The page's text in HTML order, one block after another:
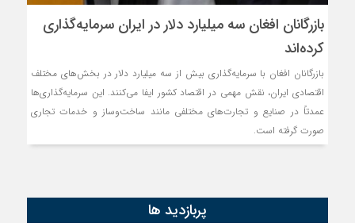
بازرگانان افغان سه میلیارد دلار در ایران سرمایه‌گذاری
کرده‌اند
بازرگانان افغان با سرمایه‌گذاری بیش از سه میلیارد دلار در بخش‌های مختلف
اقتصادی ایران، نقش مهمی در اقتصاد کشور ایفا می‌کنند. این سرمایه‌گذاری‌ها
عمدتاً در صنایع و تجارت‌های مختلفی مانند ساخت‌وساز و خدمات تجاری
صورت گرفته است.
پربازدید ها